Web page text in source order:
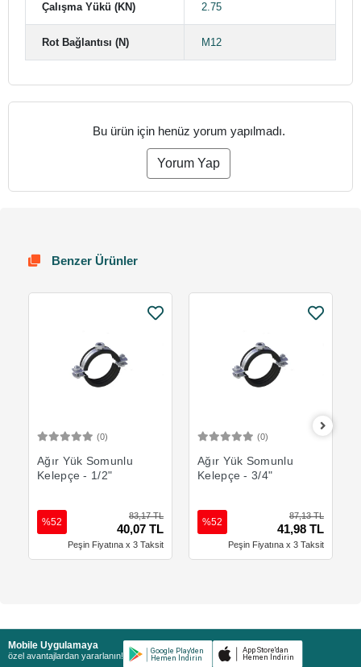
Çalışma Yükü (KN) 2.75
Rot Bağlantısı (N) M12
Bu ürün için henüz yorum yapılmadı.
Yorum Yap
Benzer Ürünler
(0)
Ağır Yük Somunlu
Kelepçe - 1/2"
83,17 TL
40,07 TL
%52
Peşin Fiyatına x 3 Taksit
(0)
Ağır Yük Somunlu
Kelepçe - 3/4"
87,13 TL
41,98 TL
%52
Peşin Fiyatına x 3 Taksit
Mobile Uygulamaya
özel avantajlardan yararlanın!